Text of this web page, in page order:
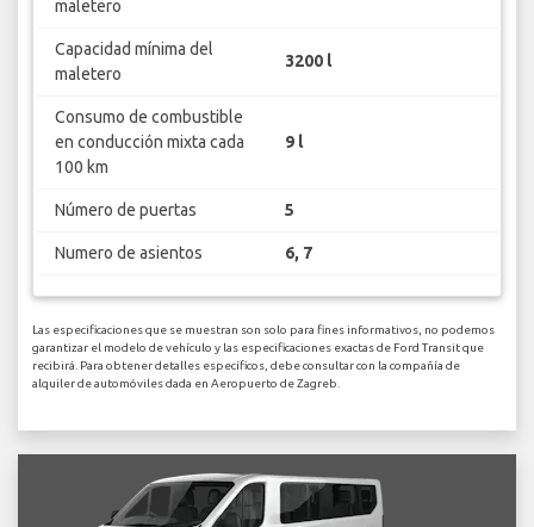
maletero
Capacidad mínima del
maletero
3200 l
Consumo de combustible
en conducción mixta cada
100 km
9 l
Número de puertas 5
Numero de asientos 6, 7
Las especificaciones que se muestran son solo para fines informativos, no podemos
garantizar el modelo de vehículo y las especificaciones exactas de Ford Transit que
recibirá. Para obtener detalles específicos, debe consultar con la compañía de
alquiler de automóviles dada en Aeropuerto de Zagreb.